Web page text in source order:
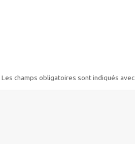
Les champs obligatoires sont indiqués avec